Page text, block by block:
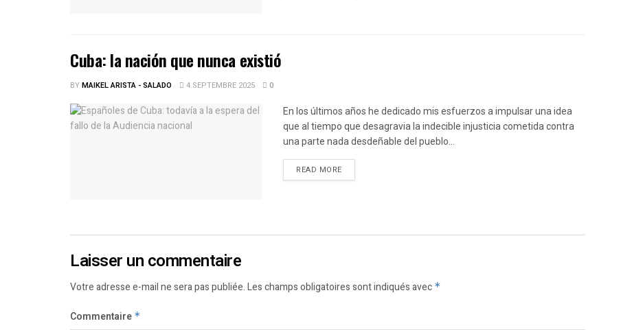
Cuba: la nación que nunca existió
BYMAIKEL ARISTA - SALADO 4 SEPTEMBRE 2025 0
En los últimos años he dedicado mis esfuerzos a impulsar una idea
que al tiempo que desagravia la indecible injusticia cometida contra
una parte nada desdeñable del pueblo...
READ MOREDETAILS
Laisser un commentaire
Votre adresse e-mail ne sera pas publiée.Les champs obligatoires sont indiqués avec *
Commentaire *